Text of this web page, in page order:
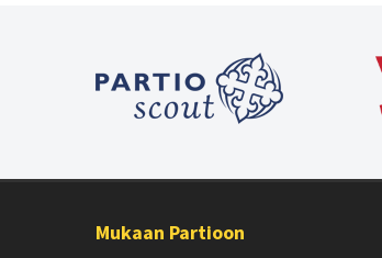
Mukaan Partioon